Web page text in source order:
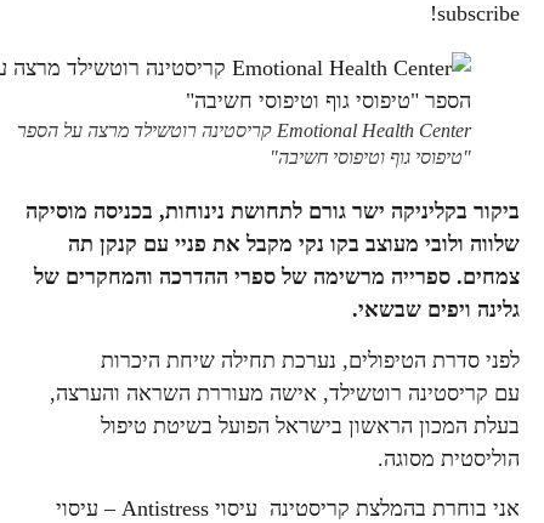
subscribe!
Emotional Health Center קריסטינה רוטשילד מרצה על הספר
"טיפוסי גוף וטיפוסי חשיבה"
ביקור בקליניקה ישר גורם לתחושת נינוחות, בכניסה מוסיקה
שלווה ולובי מעוצב בקו נקי מקבל את פניי עם קנקן תה
צמחים. ספרייה מרשימה של ספרי ההדרכה והמחקרים של
גלינה ויפים שבשאי.
לפני סדרת הטיפולים, נערכת תחילה שיחת היכרות
עם קריסטינה רוטשילד, אישה מעוררת השראה והערצה,
בעלת המכון הראשון בישראל הפועל בשיטת טיפול
הוליסטית מסוגה.
אני בוחרת בהמלצת קריסטינה עיסוי Antistress – עיסוי